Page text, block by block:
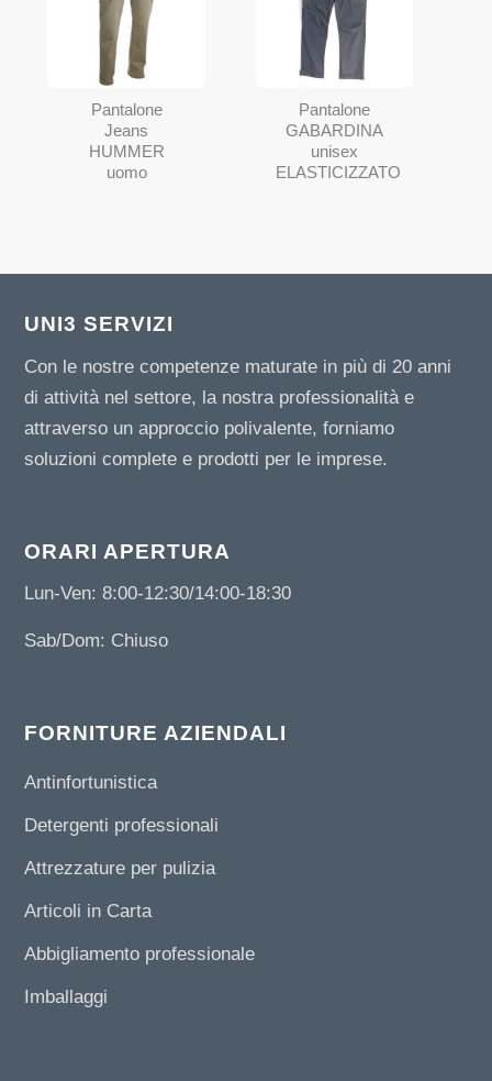
Pantalone
Jeans
HUMMER
uomo
Pantalone
GABARDINA
unisex
ELASTICIZZATO
UNI3 SERVIZI
Con le nostre competenze maturate in più di 20 anni
di attività nel settore, la nostra professionalità e
attraverso un approccio polivalente, forniamo
soluzioni complete e prodotti per le imprese.
ORARI APERTURA
Lun-Ven: 8:00-12:30/14:00-18:30
Sab/Dom: Chiuso
FORNITURE AZIENDALI
Antinfortunistica
Detergenti professionali
Attrezzature per pulizia
Articoli in Carta
Abbigliamento professionale
Imballaggi